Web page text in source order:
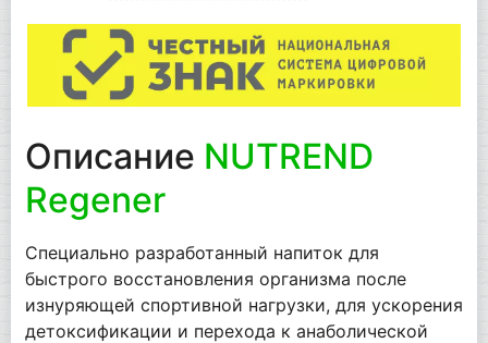
Описание NUTREND
Regener
Специально разработанный напиток для
быстрого восстановления организма после
изнуряющей спортивной нагрузки, для ускорения
детоксификации и перехода к анаболической